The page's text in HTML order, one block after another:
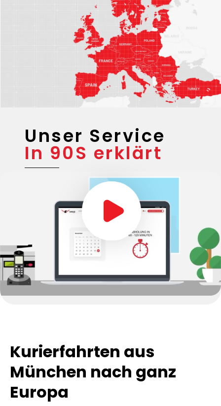
Unser Service
In 90S erklärt
Kurierfahrten aus
München nach ganz
Europa